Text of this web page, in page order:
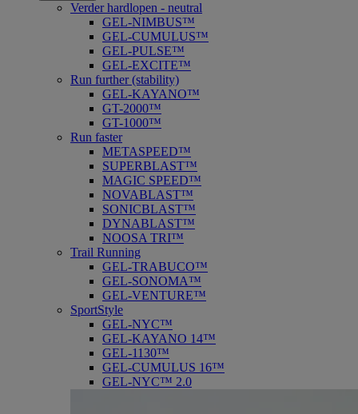
Verder hardlopen - neutral
GEL-NIMBUS™
GEL-CUMULUS™
GEL-PULSE™
GEL-EXCITE™
Run further (stability)
GEL-KAYANO™
GT-2000™
GT-1000™
Run faster
METASPEED™
SUPERBLAST™
MAGIC SPEED™
NOVABLAST™
SONICBLAST™
DYNABLAST™
NOOSA TRI™
Trail Running
GEL-TRABUCO™
GEL-SONOMA™
GEL-VENTURE™
SportStyle
GEL-NYC™
GEL-KAYANO 14™
GEL-1130™
GEL-CUMULUS 16™
GEL-NYC™ 2.0